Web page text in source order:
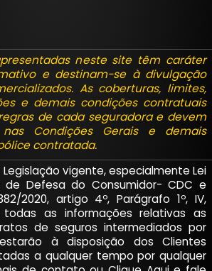
neste site têm caráter
e destinam-se à divulgação
As coberturas, limites,
e demais condições contratuais
de cada seguradora e devem
Condições Gerais e demais
contratada.
vigente, especialmente Lei
Defesa do Consumidor- CDC e
2020, artigo 4º, Parágrafo 1º, IV,
todas as informações relativas as
de seguros intermediados por
à disposição dos Clientes
a qualquer tempo por qualquer